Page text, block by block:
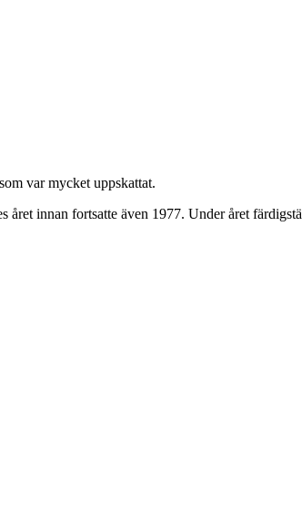
var mycket uppskattat.
året innan fortsatte även 1977. Under året